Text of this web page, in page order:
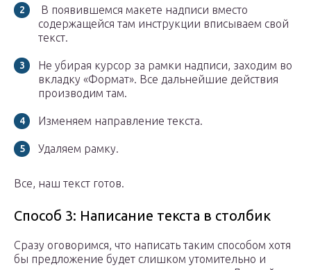
В появившемся макете надписи вместо
содержащейся там инструкции вписываем свой
текст.
Не убирая курсор за рамки надписи, заходим во
вкладку «Формат». Все дальнейшие действия
производим там.
Изменяем направление текста.
Удаляем рамку.
Все, наш текст готов.
Способ 3: Написание текста в столбик
Сразу оговоримся, что написать таким способом хотя
бы предложение будет слишком утомительно и